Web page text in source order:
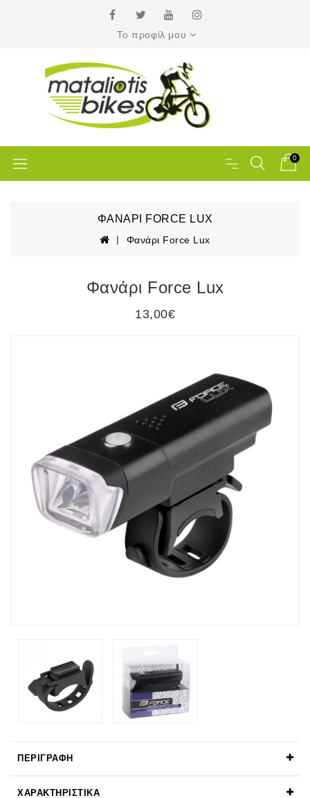
Το προφίλ μου
0
ΦΑΝΆΡΙ FORCE LUX
Φανάρι Force Lux
Φανάρι Force Lux
13,00€
ΠΕΡΙΓΡΑΦΉ
ΧΑΡΑΚΤΗΡΙΣΤΙΚΆ